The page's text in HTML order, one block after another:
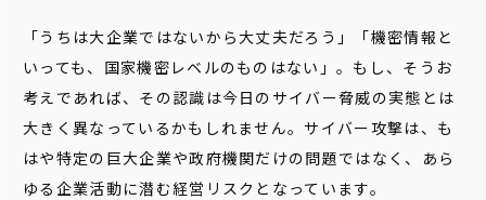
「うちは大企業ではないから大丈夫だろう」「機密情報と
いっても、国家機密レベルのものはない」。もし、そうお
考えであれば、その認識は今日のサイバー脅威の実態とは
大きく異なっているかもしれません。サイバー攻撃は、も
はや特定の巨大企業や政府機関だけの問題ではなく、あら
ゆる企業活動に潜む経営リスクとなっています。